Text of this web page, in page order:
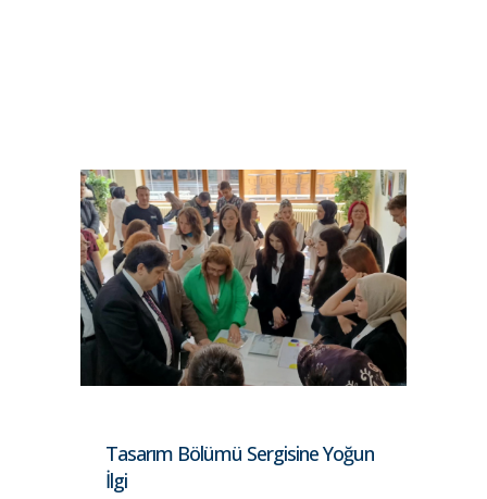
Tasarım Bölümü Sergisine Yoğun
İlgi